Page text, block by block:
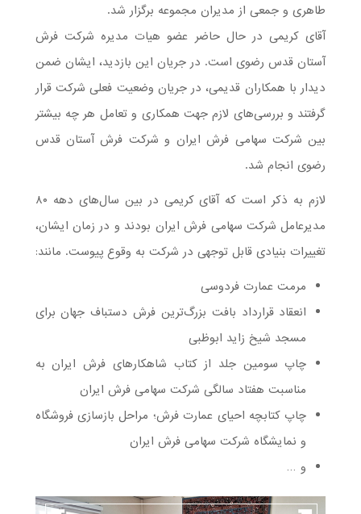
طاهری و جمعی از مدیران مجموعه برگزار شد.
آقای کریمی در حال حاضر عضو هیات مدیره شرکت فرش
آستان قدس رضوی است. در جریان این بازدید، ایشان ضمن
دیدار با همکاران قدیمی، در جریان وضعیت فعلی شرکت قرار
گرفتند و بررسی‌های لازم جهت همکاری و تعامل هر چه بیشتر
بین شرکت سهامی فرش ایران و شرکت فرش آستان قدس
رضوی انجام شد.
لازم به ذکر است که آقای کریمی در بین سال‌های دهه ۸۰
مدیرعامل شرکت سهامی فرش ایران بودند و در زمان ایشان،
تغییرات بنیادی قابل توجهی در شرکت به وقوع پیوست. مانند:
مرمت عمارت فردوسی
انعقاد قرارداد بافت بزرگ‌ترین فرش دستباف جهان برای
مسجد شیخ زاید ابوظبی
چاپ سومین جلد از کتاب شاهکارهای فرش ایران به
مناسبت هفتاد سالگی شرکت سهامی فرش ایران
چاپ کتابچه احیای عمارت فرش؛ مراحل بازسازی فروشگاه
و نمایشگاه شرکت سهامی فرش ایران
و …